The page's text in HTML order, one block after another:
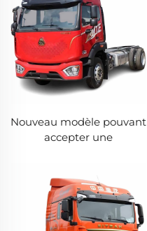
Nouveau modèle pouvant
accepter une
Sinotruk Howo MATE 240
HP 4X2 6,8 Mètres